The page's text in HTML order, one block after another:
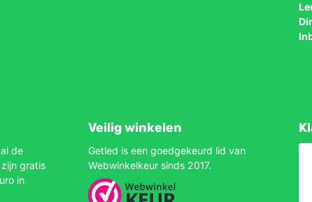
de
gratis
in
Veilig winkelen
Getled is een goedgekeurd lid van
Webwinkelkeur sinds 2017.